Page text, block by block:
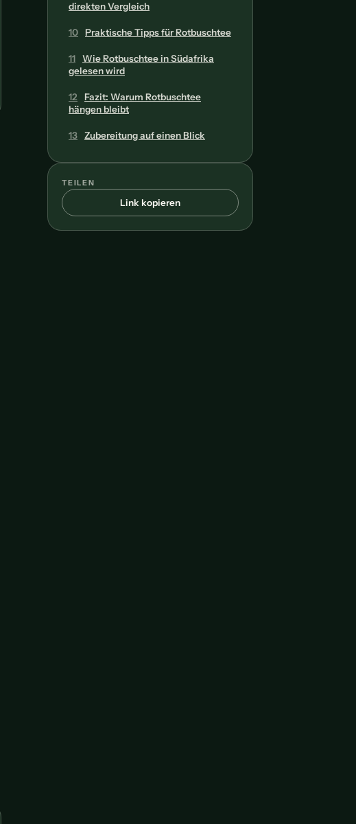
direkten Vergleich
10 Praktische Tipps für Rotbuschtee
11
Wie Rotbuschtee in Südafrika
gelesen wird
12
Fazit: Warum Rotbuschtee
hängen bleibt
13 Zubereitung auf einen Blick
TEILEN
Link kopieren